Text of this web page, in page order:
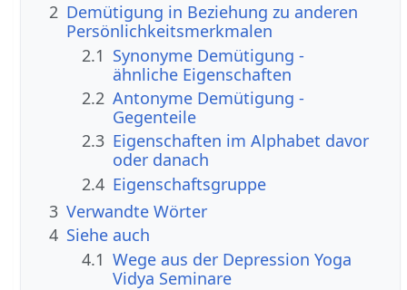
2 Demütigung in Beziehung zu anderen
Persönlichkeitsmerkmalen
2.1 Synonyme Demütigung -
ähnliche Eigenschaften
2.2 Antonyme Demütigung -
Gegenteile
2.3 Eigenschaften im Alphabet davor
oder danach
2.4 Eigenschaftsgruppe
3 Verwandte Wörter
4 Siehe auch
4.1 Wege aus der Depression Yoga
Vidya Seminare